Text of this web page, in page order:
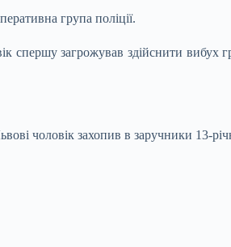
група поліції.
спершу загрожував здійснити вибух
чоловік захопив в заручники 13-